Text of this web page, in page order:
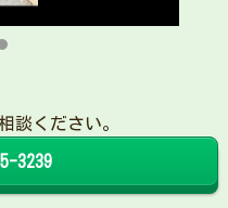
談ください。
3239